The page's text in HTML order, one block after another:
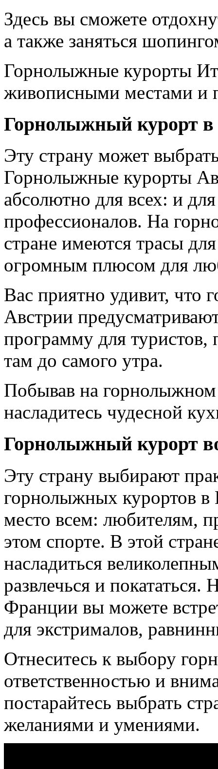
Здесь вы сможете
а также заняться
Горнолыжные курорты
живописными местами и
Горнолыжный курорт
Эту страну может
Горнолыжные курорты
абсолютно для всех: и
профессионалов. На
стране имеются трасы
огромным плюсом для
Вас приятно удивит, что
Австрии
программу для туристов,
там до самого утра.
Побывав на горнолыжном
насладитесь чудесной
Горнолыжный курорт
Эту страну выбирают
горнолыжных курортов
место всем: любителям,
этом спорте. В этой
насладиться
развлечься и
Франции вы можете
для экстрималов,
Отнеситесь к выбору
ответственностью и
постарайтесь выбрать
желаниями и умениями.